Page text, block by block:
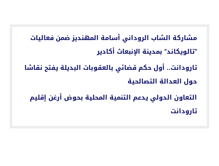
مشاركة الشاب الروداني أسامة المهنديز ضمن فعاليات
“تالويكاند” بمدينة الإنبعاث أكادير
تارودانت.. أول حكم قضائي بالعقوبات البديلة يفتح نقاشا
حول العدالة التصالحية
التعاون الدولي يدعم التنمية المحلية بحوض أرغن إقليم
تارودانت